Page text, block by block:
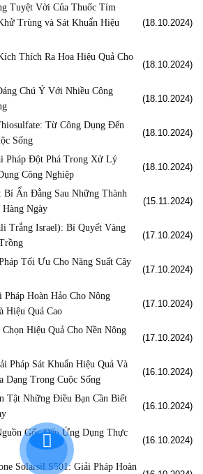
Tuyệt Vời Của Thuốc Tím
Trùng và Sát Khuẩn Hiệu
(18.10.2024)
Thích Ra Hoa Hiệu Quả Cho
(18.10.2024)
Chú Ý Với Nhiều Công
(18.10.2024)
Từ Công Dụng Đến
Sống
(18.10.2024)
Pháp Đột Phá Trong Xử Lý
Công Nghiệp
(18.10.2024)
Bí Ẩn Đằng Sau Những Thành
Hàng Ngày
(15.11.2024)
Trắng Israel): Bí Quyết Vàng
(17.10.2024)
Tối Ưu Cho Năng Suất Cây
(17.10.2024)
Hoàn Hảo Cho Nông
Hiệu Quả Cao
(17.10.2024)
Hiệu Quả Cho Nền Nông
(17.10.2024)
Pháp Sát Khuẩn Hiệu Quả Và
Dạng Trong Cuộc Sống
(16.10.2024)
Tật Những Điều Bạn Cần Biết
(16.10.2024)
Gốc Đến Ứng Dụng Thực
(16.10.2024)
Solarsil S501: Giải Pháp Hoàn